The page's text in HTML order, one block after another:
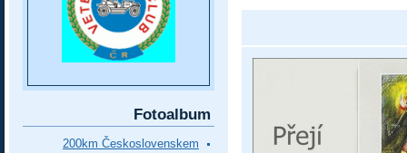
Fotoalbum
200km Československem